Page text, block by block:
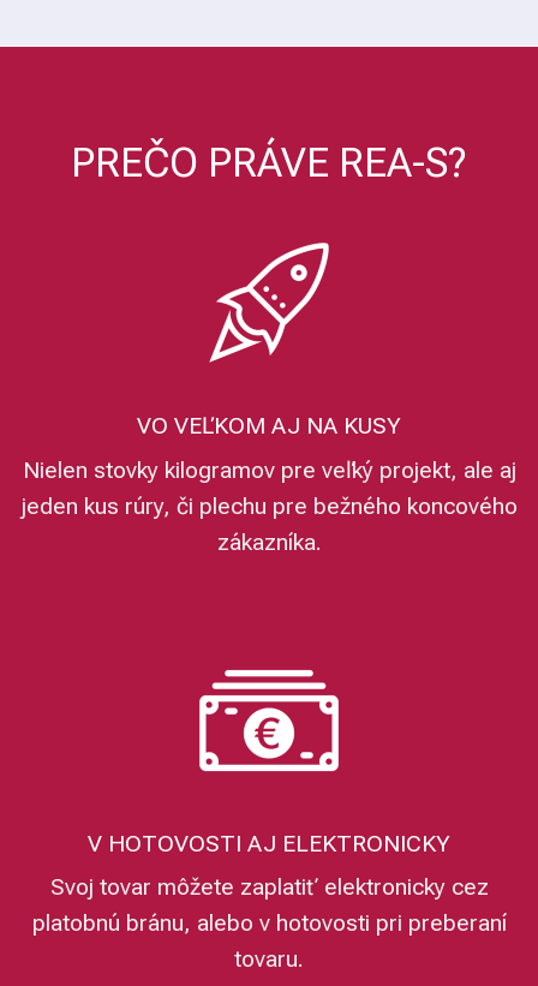
PREČO PRÁVE REA-S?
VO VEĽKOM AJ NA KUSY
Nielen stovky kilogramov pre veľký projekt, ale aj
jeden kus rúry, či plechu pre bežného koncového
zákazníka.
V HOTOVOSTI AJ ELEKTRONICKY
Svoj tovar môžete zaplatiť elektronicky cez
platobnú bránu, alebo v hotovosti pri preberaní
tovaru.